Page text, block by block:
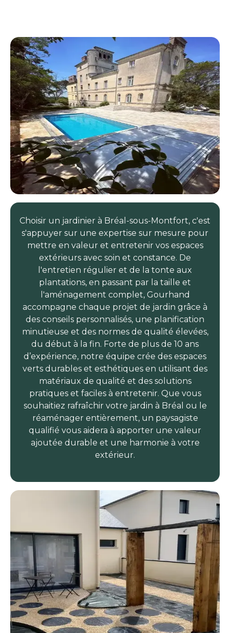
Choisir un jardinier à Bréal-sous-Montfort, c'est
s'appuyer sur une expertise sur mesure pour
mettre en valeur et entretenir vos espaces
extérieurs avec soin et constance. De
l'entretien régulier et de la tonte aux
plantations, en passant par la taille et
l'aménagement complet, Gourhand
accompagne chaque projet de jardin grâce à
des conseils personnalisés, une planification
minutieuse et des normes de qualité élevées,
du début à la fin. Forte de plus de 10 ans
d’expérience, notre équipe crée des espaces
verts durables et esthétiques en utilisant des
matériaux de qualité et des solutions
pratiques et faciles à entretenir. Que vous
souhaitiez rafraîchir votre jardin à Bréal ou le
réaménager entièrement, un paysagiste
qualifié vous aidera à apporter une valeur
ajoutée durable et une harmonie à votre
extérieur.